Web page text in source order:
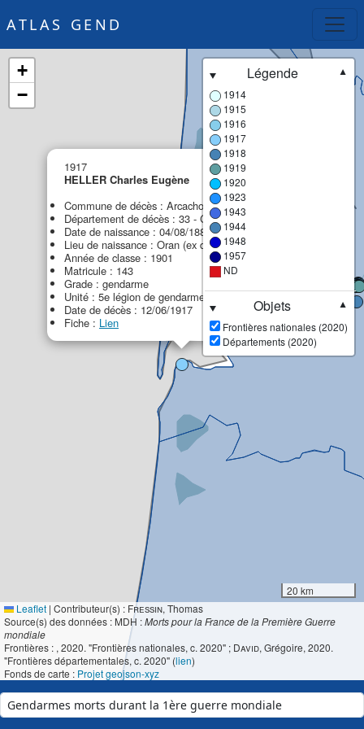
ATLAS GEND
1917
HELLER Charles Eugène
Commune de décès : Arcachon
Département de décès : 33 - Gironde
Date de naissance : 04/08/1881
Lieu de naissance : Oran (ex département d'Oran)
Année de classe : 1901
Matricule : 143
Grade : gendarme
Unité : 5e légion de gendarmerie (5e LG)
Date de décès : 12/06/1917
Fiche : Lien
+
−
Légende
▼
1914
1915
1916
1917
1918
1919
1920
1923
1943
1944
1948
1957
ND
Objets
▼
Frontières nationales (2020)
Départements (2020)
20 km
Leaflet | Contributeur(s) : Fressin, Thomas
Source(s) des données : MDH :Morts pour la France de la Première Guerre
mondiale
Frontières : , 2020. "Frontières nationales, c. 2020" ; David, Grégoire, 2020.
"Frontières départementales, c. 2020" (lien)
Fonds de carte : Projet geojson-xyz